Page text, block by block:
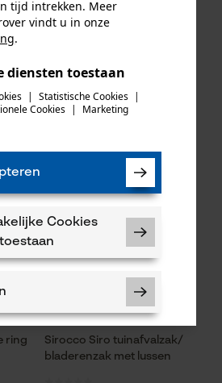
lange, dunne lemmeten
ring
Sirocco Siro tuinafvalzak/
bladerenzak met lussen
tijd intrekken. Meer
vindt u in onze
.
diensten toestaan
| Statistische Cookies |
Cookies |
Marketing
Cookies
toestaan
opgetreden. Gelieve
te proberen.